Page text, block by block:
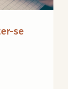
se